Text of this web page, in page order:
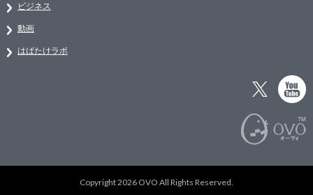
ビジネス
動画
はばたけラボ
Copyright 2026 OVO All Rights Reserved.